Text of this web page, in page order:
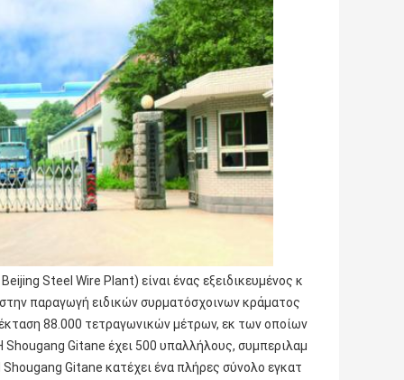
Steel Wire Plant) είναι ένας εξειδικευμένος κ
παραγωγή ειδικών συρματόσχοινων κράματος
88.000 τετραγωνικών μέτρων, εκ των οποίων
Gitane έχει 500 υπαλλήλους, συμπεριλαμ
Gitane κατέχει ένα πλήρες σύνολο εγκατ